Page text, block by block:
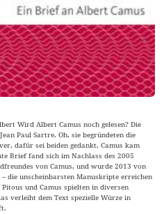
Wird Albert Camus noch gelesen? Die
Paul Sartre. Oh, sie begründeten die
dafür sei beiden gedankt, Camus kam
Brief fand sich im Nachlass des 2005
von Camus, und wurde 2013 von
– die unscheinbarsten Manuskripte erreichen
und Camus spielten in diversen
verleiht dem Text spezielle Würze in